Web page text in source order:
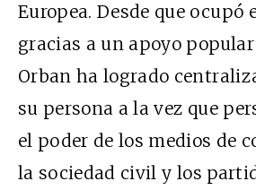
Europea. Desde que ocupó
gracias a un apoyo
Orban ha logrado
su persona a la vez que
el poder de los medios de
la sociedad civil y los